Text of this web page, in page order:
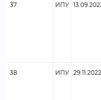
37 ИПУ
38 ИПУ 29.11.2022